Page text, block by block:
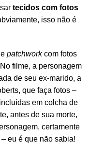
tecidos com fotos
isso não é
patchworkcom fotos
filme, a personagem
de seu ex-marido, a
que faça fotos –
em colcha de
antes de sua morte,
certamente
eu é que não sabia!